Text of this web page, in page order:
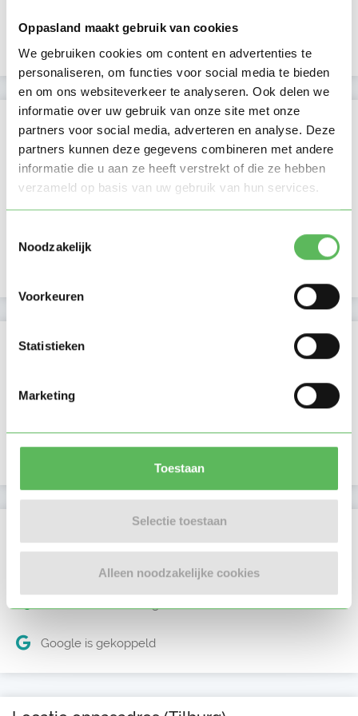
Oppasland maakt gebruik van cookies
We gebruiken cookies om content en advertenties te
personaliseren, om functies voor social media te bieden
en om ons websiteverkeer te analyseren. Ook delen we
informatie over uw gebruik van onze site met onze
partners voor social media, adverteren en analyse. Deze
partners kunnen deze gegevens combineren met andere
informatie die u aan ze heeft verstrekt of die ze hebben
verzameld op basis van uw gebruik van hun services.
Noodzakelijk
Voorkeuren
Statistieken
Marketing
Toestaan
Selectie toestaan
Alleen noodzakelijke cookies
Uurtarief: Account only
Kan oppassen op
Ma Di Wo Do Vr Za
Zo
Ochtend
Middag
Namiddag
Nacht
NIEUW
Activiteit op Oppasland
E-mailadres is geverifieerd
Google is gekoppeld